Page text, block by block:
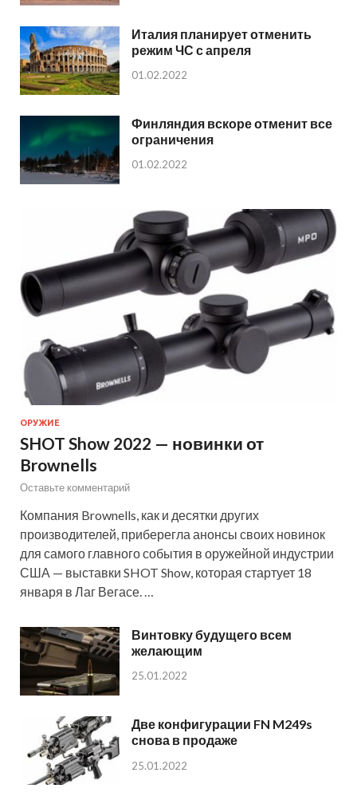
Италия планирует отменить
режим ЧС с апреля
01.02.2022
Финляндия вскоре отменит все
ограничения
01.02.2022
ОРУЖИЕ
SHOT Show 2022 — новинки от
Brownells
Оставьте комментарий
Компания Brownells, как и десятки других
производителей, приберегла анонсы своих новинок
для самого главного события в оружейной индустрии
США — выставки SHOT Show, которая стартует 18
января в Лаг Вегасе. …
Винтовку будущего всем
желающим
25.01.2022
Две конфигурации FN M249s
снова в продаже
25.01.2022